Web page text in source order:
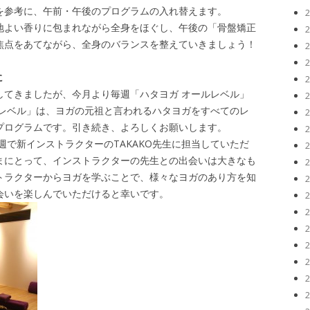
考に、午前・午後のプログラムの入れ替えます。
い香りに包まれながら全身をほぐし、午後の「骨盤矯正
をあてながら、全身のバランスを整えていきましょう！
きましたが、今月より毎週「ハタヨガ オールレベル」
ル」は、ヨガの元祖と言われるハタヨガをすべてのレ
グラムです。引き続き、よろしくお願いします。
で新インストラクターのTAKAKO先生に担当していただ
とって、インストラクターの先生との出会いは大きなも
クターからヨガを学ぶことで、様々なヨガのあり方を知
を楽しんでいただけると幸いです。